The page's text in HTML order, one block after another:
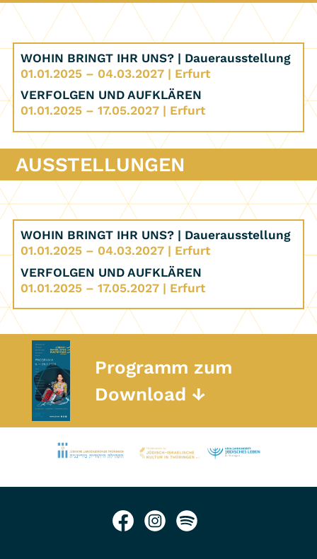
WOHIN BRINGT IHR UNS? | Dauerausstellung
01.01.2025 – 04.03.2027 | Erfurt
VERFOLGEN UND AUFKLÄREN
01.01.2025 – 17.05.2027 | Erfurt
AUSSTELLUNGEN
WOHIN BRINGT IHR UNS? | Dauerausstellung
01.01.2025 – 04.03.2027 | Erfurt
VERFOLGEN UND AUFKLÄREN
01.01.2025 – 17.05.2027 | Erfurt
Programm zum
Download ↓